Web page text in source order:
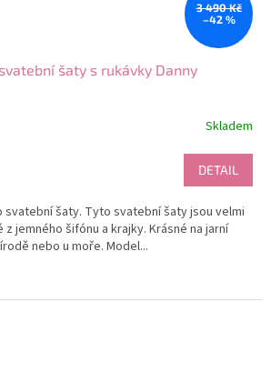
3 490 Kč
–42 %
šaty s rukávky Danny
Skladem
DETAIL
svatební šaty. Tyto svatební šaty jsou velmi
jemného šifónu a krajky. Krásné na jarní
nebo u moře. Model...